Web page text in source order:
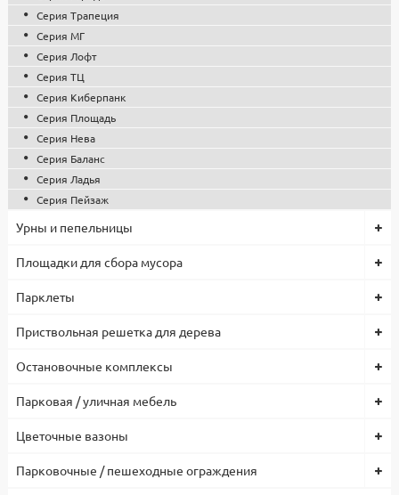
Серия Трапеция
Серия МГ
Серия Лофт
Серия ТЦ
Серия Киберпанк
Серия Площадь
Серия Нева
Серия Баланс
Серия Ладья
Серия Пейзаж
Урны и пепельницы
Площадки для сбора мусора
Парклеты
Приствольная решетка для дерева
Остановочные комплексы
Парковая / уличная мебель
Цветочные вазоны
Парковочные / пешеходные ограждения